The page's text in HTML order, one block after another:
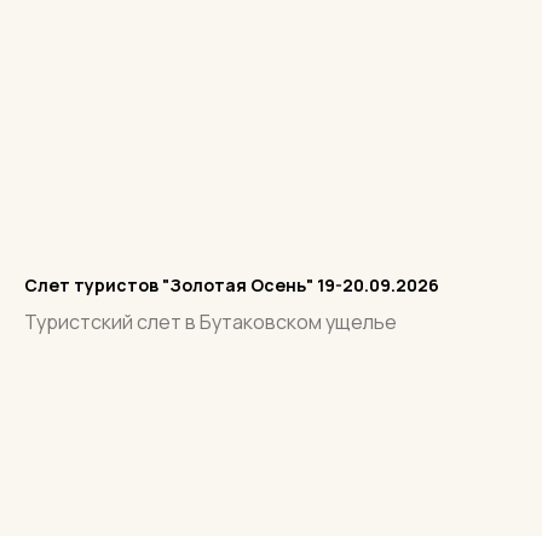
Cлет туристов "Золотая Осень" 19-20.09.2026
Туристский слет в Бутаковском ущелье